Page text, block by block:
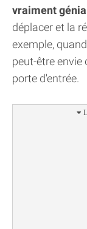
vraiment
déplacer et la
exemple,
peut-être envie
porte d'entrée.